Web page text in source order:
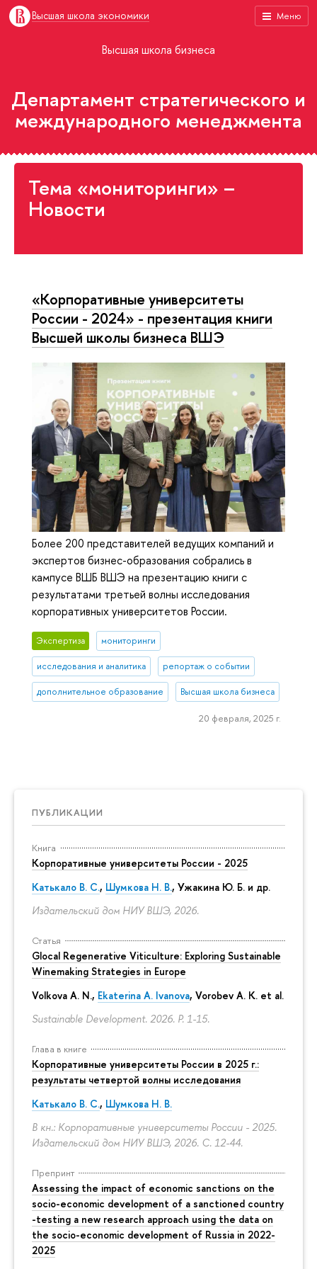
Меню
Высшая школа экономики
ПУБЛИКАЦИИ
Книга
Корпоративные университеты России - 2025
Катькало В. С., Шумкова Н. В., Ужакина Ю. Б. и др.
Издательский дом НИУ ВШЭ, 2026.
Статья
Glocal Regenerative Viticulture: Exploring Sustainable
Winemaking Strategies in Europe
Volkova A. N., Ekaterina A. Ivanova, Vorobev A. K. et al.
Sustainable Development. 2026. P. 1-15.
Глава в книге
Корпоративные университеты России в 2025 г.:
результаты четвертой волны исследования
Катькало В. С., Шумкова Н. В.
В кн.: Корпоративные университеты России - 2025.
Издательский дом НИУ ВШЭ, 2026. С. 12-44.
Препринт
Assessing the impact of economic sanctions on the
socio-economic development of a sanctioned country
-testing a new research approach using the data on
the socio-economic development of Russia in 2022-
2025
Высшая школа бизнеса
Департамент стратегического и
международного менеджмента
Тема «мониторинги» –
Новости
«Корпоративные университеты
России - 2024» - презентация книги
Высшей школы бизнеса ВШЭ
Более 200 представителей ведущих компаний и
экспертов бизнес-образования собрались в
кампусе ВШБ ВШЭ на презентацию книги с
результатами третьей волны исследования
корпоративных университетов России.
Экспертиза мониторинги
исследования и аналитика репортаж о событии
дополнительное образование Высшая школа бизнеса
20 февраля, 2025 г.